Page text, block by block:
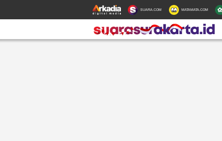
SUARA.COM MATAMATA.COM